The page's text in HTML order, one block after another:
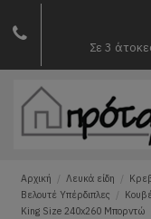
Σε 3
Αρχική Λευκά είδη
Βελουτέ Υπέρδιπλες
King Size 240x260 Μπορντώ